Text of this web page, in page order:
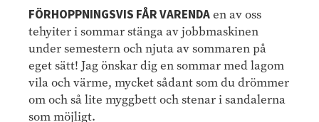
FÖRHOPPNINGSVIS FÅR VARENDAen av oss
tehyiter i sommar stänga av jobbmaskinen
under semestern och njuta av sommaren på
eget sätt! Jag önskar dig en sommar med lagom
vila och värme, mycket sådant som du drömmer
om och så lite myggbett och stenar i sandalerna
som möjligt.